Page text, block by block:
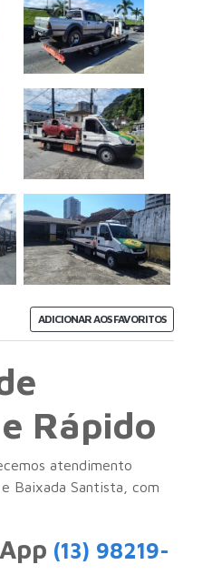
ADICIONAR AOS FAVORITOS
Rápido
atendimento
Baixada Santista, com
(13) 98219-